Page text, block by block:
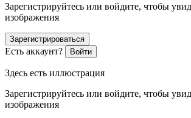
Зарегистрируйтесь или войдите, чтобы
изображения
Зарегистрироваться
Есть аккаунт? Войти
Здесь есть иллюстрация
Зарегистрируйтесь или войдите, чтобы
изображения